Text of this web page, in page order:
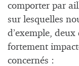
comporter par
sur lesquelles
d’exemple,
fortement
concernés :